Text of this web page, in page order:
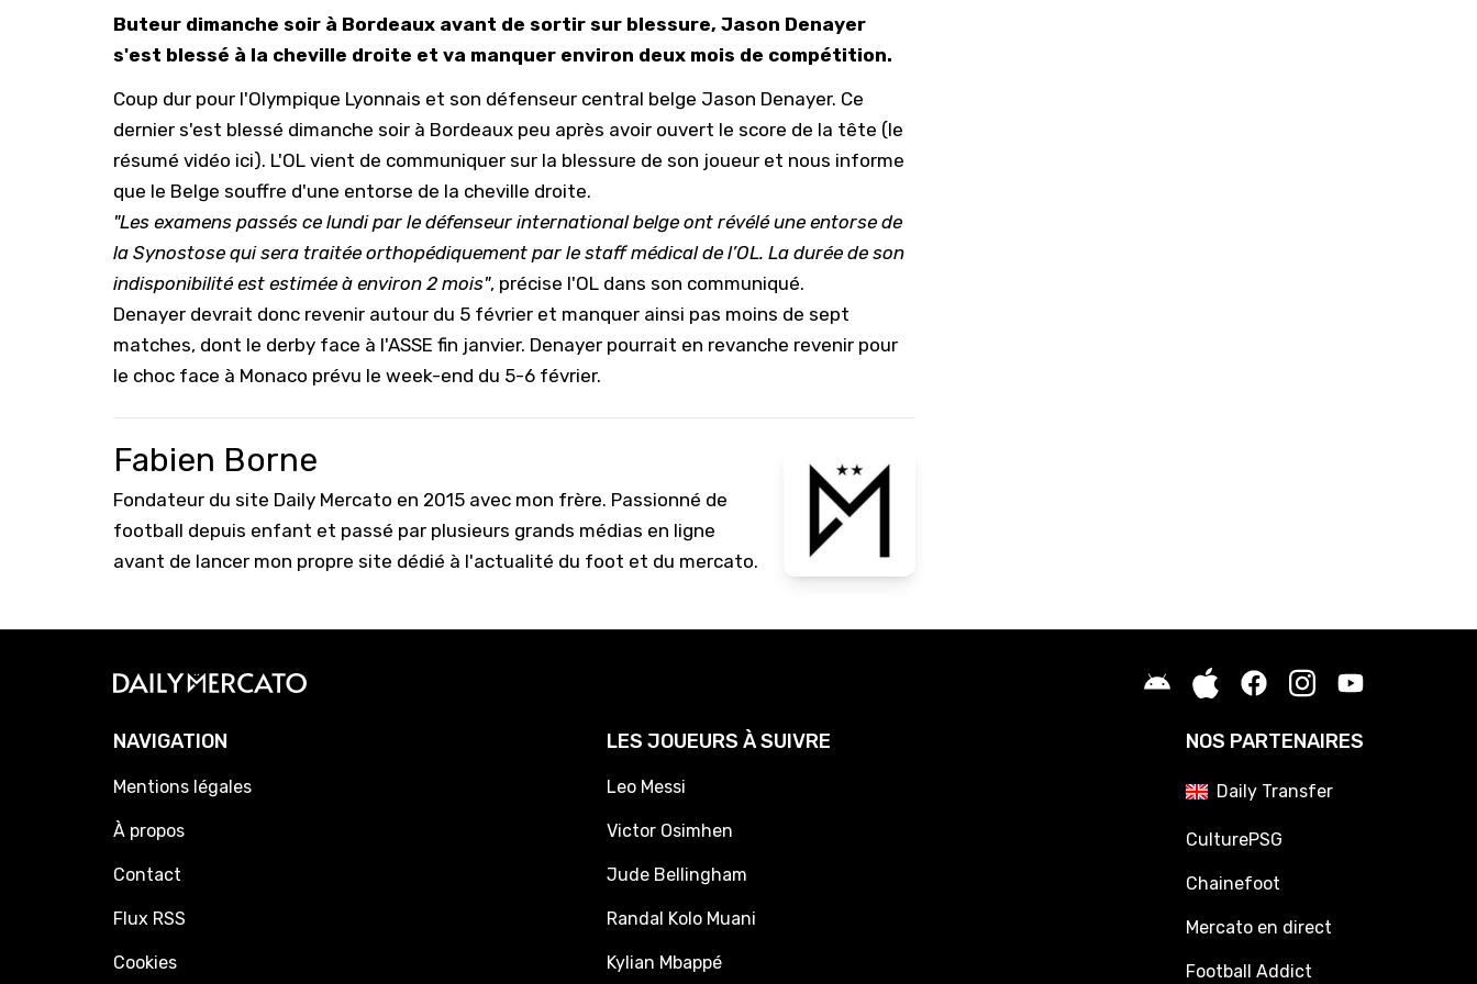
Buteur dimanche soir à Bordeaux avant de sortir sur blessure, Jason Denayer
s'est blessé à la cheville droite et va manquer environ deux mois de compétition.
Coup dur pour l'Olympique Lyonnais et son défenseur central belge Jason Denayer. Ce
dernier s'est blessé dimanche soir à Bordeaux peu après avoir ouvert le score de la tête (le
résumé vidéo ici). L'OL vient de communiquer sur la blessure de son joueur et nous informe
que le Belge souffre d'une entorse de la cheville droite.
"Les examens passés ce lundi par le défenseur international belge ont révélé une entorse de
la Synostose qui sera traitée orthopédiquement par le staff médical de l’OL. La durée de son
indisponibilité est estimée à environ 2 mois", précise l'OL dans son communiqué.
Denayer devrait donc revenir autour du 5 février et manquer ainsi pas moins de sept
matches, dont le derby face à l'ASSE fin janvier. Denayer pourrait en revanche revenir pour
le choc face à Monaco prévu le week-end du 5-6 février.
Fabien Borne
Fondateur du site Daily Mercato en 2015 avec mon frère. Passionné de
football depuis enfant et passé par plusieurs grands médias en ligne
avant de lancer mon propre site dédié à l'actualité du foot et du mercato.
NAVIGATION
Mentions légales
À propos
Contact
Flux RSS
Cookies
LES JOUEURS À SUIVRE
Leo Messi
Victor Osimhen
Jude Bellingham
Randal Kolo Muani
Kylian Mbappé
NOS PARTENAIRES
Daily Transfer
CulturePSG
Chainefoot
Mercato en direct
Football Addict